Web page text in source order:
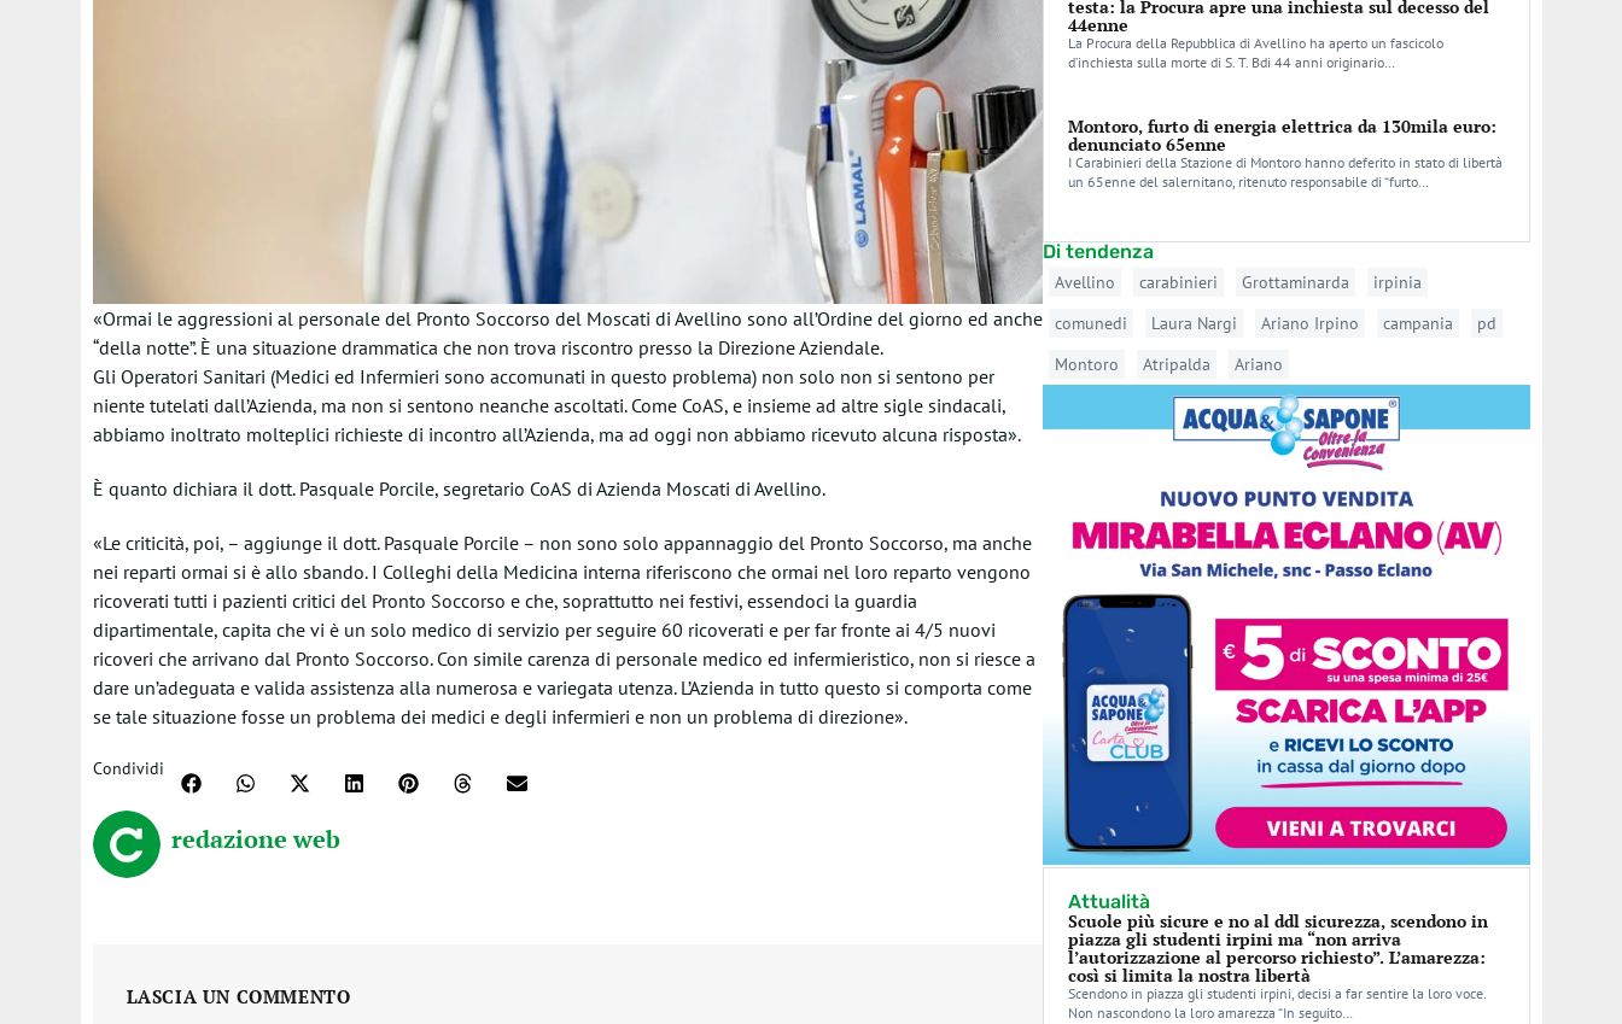
«Ormai le aggressioni al personale del Pronto Soccorso del Moscati di Avellino sono all’Ordine del giorno ed anche
“della notte”. È una situazione drammatica che non trova riscontro presso la Direzione Aziendale.
Gli Operatori Sanitari (Medici ed Infermieri sono accomunati in questo problema) non solo non si sentono per
niente tutelati dall’Azienda, ma non si sentono neanche ascoltati. Come CoAS, e insieme ad altre sigle sindacali,
abbiamo inoltrato molteplici richieste di incontro all’Azienda, ma ad oggi non abbiamo ricevuto alcuna risposta».
È quanto dichiara il dott. Pasquale Porcile, segretario CoAS di Azienda Moscati di Avellino.
«Le criticità, poi, – aggiunge il dott. Pasquale Porcile – non sono solo appannaggio del Pronto Soccorso, ma anche
nei reparti ormai si è allo sbando. I Colleghi della Medicina interna riferiscono che ormai nel loro reparto vengono
ricoverati tutti i pazienti critici del Pronto Soccorso e che, soprattutto nei festivi, essendoci la guardia
dipartimentale, capita che vi è un solo medico di servizio per seguire 60 ricoverati e per far fronte ai 4/5 nuovi
ricoveri che arrivano dal Pronto Soccorso. Con simile carenza di personale medico ed infermieristico, non si riesce a
dare un’adeguata e valida assistenza alla numerosa e variegata utenza. L’Azienda in tutto questo si comporta come
se tale situazione fosse un problema dei medici e degli infermieri e non un problema di direzione».
Condividi
redazione web
LASCIA UN COMMENTO
testa: la Procura apre una inchiesta sul decesso del
44enne
La Procura della Repubblica di Avellino ha aperto un fascicolo
d’inchiesta sulla morte di S. T. Bdi 44 anni originario…
Montoro, furto di energia elettrica da 130mila euro:
denunciato 65enne
I Carabinieri della Stazione di Montoro hanno deferito in stato di libertà
un 65enne del salernitano, ritenuto responsabile di “furto…
Di tendenza
Avellino carabinieri Grottaminarda
irpinia
comunedi
Laura Nargi Ariano Irpino campania
pd
Montoro
Atripalda Ariano
Attualità
Scuole più sicure e no al ddl sicurezza, scendono in
piazza gli studenti irpini ma “non arriva
l’autorizzazione al percorso richiesto”. L’amarezza:
così si limita la nostra libertà
Scendono in piazza gli studenti irpini, decisi a far sentire la loro voce.
Non nascondono la loro amarezza “In seguito…